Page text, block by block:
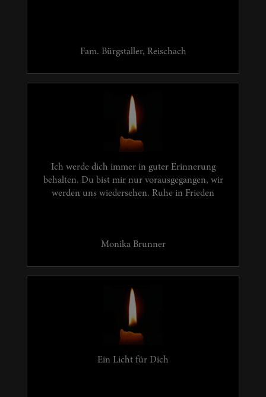
Fam. Bürgstaller, Reischach
Ich werde dich immer in guter Erinnerung
behalten. Du bist mir nur vorausgegangen, wir
werden uns wiedersehen. Ruhe in Frieden
Monika Brunner
Ein Licht für Dich